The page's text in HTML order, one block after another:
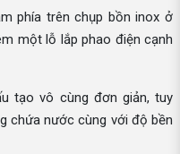
phía trên chụp bồn inox ở
một lỗ lắp phao điện cạnh
tạo vô cùng đơn giản, tuy
chứa nước cùng với độ bền